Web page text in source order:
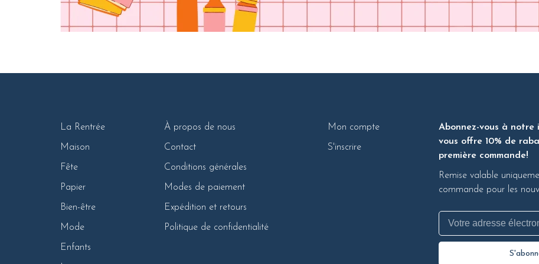
La Rentrée
Maison
Fête
Papier
Bien-être
Mode
Enfants
À propos de nous
Contact
Conditions générales
Modes de paiement
Expédition et retours
Politique de confidentialité
Mon compte
S'inscrire
Abonnez-vous à notre
vous offre 10% de
première commande!
Remise valable
commande pour les